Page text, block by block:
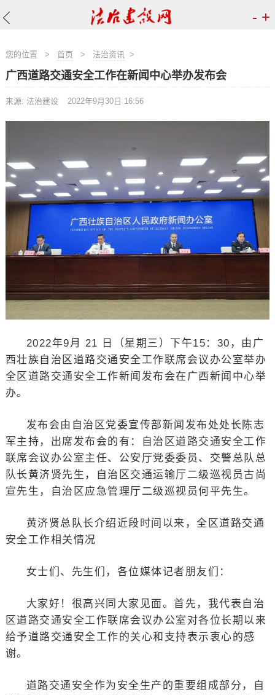
- +
您的位置 > 首页 > 法治资讯>
广西道路交通安全工作在新闻中心举办发布会
来源: 法治建设 2022年9月30日 16:56
2022年9月 21 日（星期三）下午15：30，由广
西壮族自治区道路交通安全工作联席会议办公室举办
全区道路交通安全工作新闻发布会在广西新闻中心举
办。
发布会由自治区党委宣传部新闻发布处处长陈志
军主持，出席发布会的有：自治区道路交通安全工作
联席会议办公室主任、公安厅党委委员、交警总队总
队长黄济贤先生，自治区交通运输厅二级巡视员古尚
宣先生，自治区应急管理厅二级巡视员何平先生。
黄济贤总队长介绍近段时间以来，全区道路交通
安全工作相关情况
女士们、先生们，各位媒体记者朋友们：
大家好！很高兴同大家见面。首先，我代表自治
区道路交通安全工作联席会议办公室对各位长期以来
给予道路交通安全工作的关心和支持表示衷心的感
谢。
道路交通安全作为安全生产的重要组成部分，自